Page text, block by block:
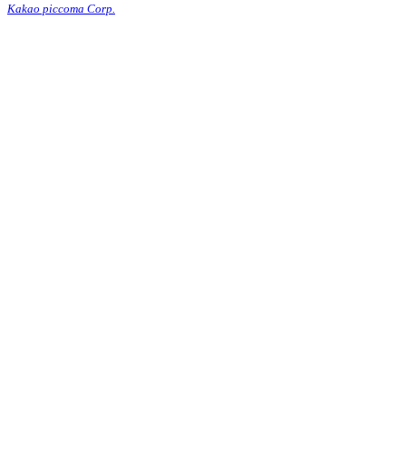
Kakao piccoma Corp.